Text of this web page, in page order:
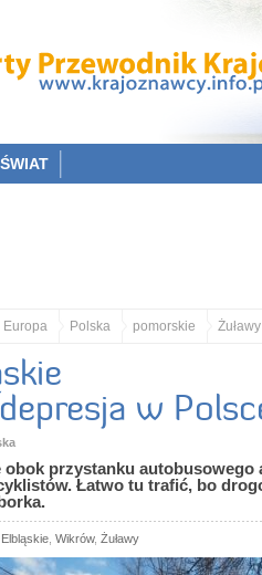
ŚWIAT
Europa Polska pomorskie Żuławy
w
obok przystanku autobusowego
Łatwo tu trafić, bo
Wikrów, Żuławy